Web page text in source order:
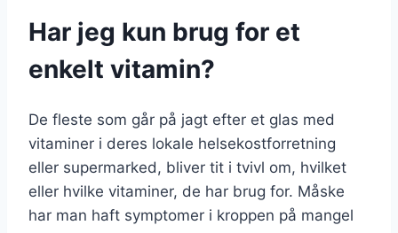
Har jeg kun brug for et
enkelt vitamin?
De fleste som går på jagt efter et glas med
vitaminer i deres lokale helsekostforretning
eller supermarked, bliver tit i tvivl om, hvilket
eller hvilke vitaminer, de har brug for. Måske
har man haft symptomer i kroppen på mangel